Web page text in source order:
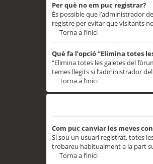
Per què no em puc registrar?
És possible que l’administrador
registre per evitar que visitants
Torna a l’inici
Què fa l’opció “Elimina totes
“Elimina totes les galetes del
temes llegits si l’administrador
Torna a l’inici
Com puc canviar les meves
Si sou un usuari registrat, totes
trobareu habitualment a la part
Torna a l’inici